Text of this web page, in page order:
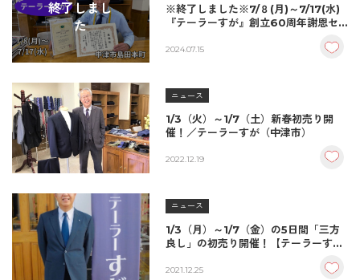
終了しまし
た
※終了しました※7/８(月)～7/17(水)
『テーラーすが』創立60周年謝恩セ
2024.07.15
ニュース
1/3（火）～1/7（土）新春初売り開
催！／テーラーすが（中津市）
2022.12.19
ニュース
1/3（月）～1/7（金）の5日間「三方
良し」の初売り開催！【テーラーす
2021.12.25